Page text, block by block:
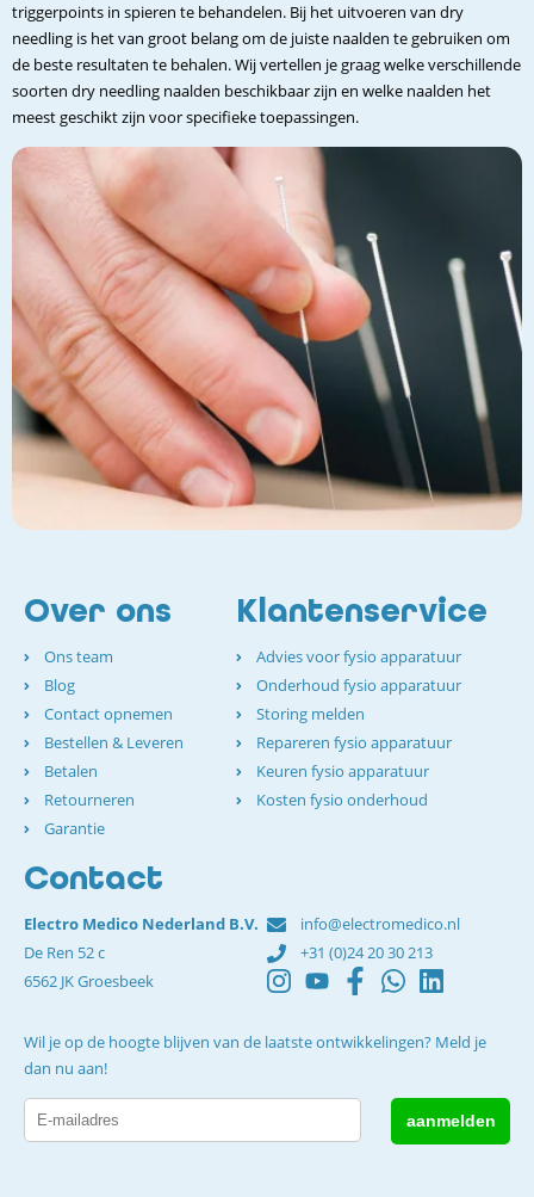
triggerpoints in spieren te behandelen. Bij het uitvoeren van dry
needling is het van groot belang om de juiste naalden te gebruiken om
de beste resultaten te behalen. Wij vertellen je graag welke verschillende
soorten dry needling naalden beschikbaar zijn en welke naalden het
meest geschikt zijn voor specifieke toepassingen.
Over ons
Ons team
Blog
Contact opnemen
Bestellen & Leveren
Betalen
Retourneren
Garantie
Klantenservice
Advies voor fysio apparatuur
Onderhoud fysio apparatuur
Storing melden
Repareren fysio apparatuur
Keuren fysio apparatuur
Kosten fysio onderhoud
Contact
Electro Medico Nederland B.V.
De Ren 52 c
6562 JK Groesbeek
info@electromedico.nl
+31 (0)24 20 30 213
Wil je op de hoogte blijven van de laatste ontwikkelingen? Meld je
dan nu aan!